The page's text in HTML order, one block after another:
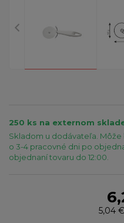
250 ks na externom
Skladom u dodávateľa. Môže
o 3-4 pracovné dni po
objednaní tovaru do 12:00.
5,04 €